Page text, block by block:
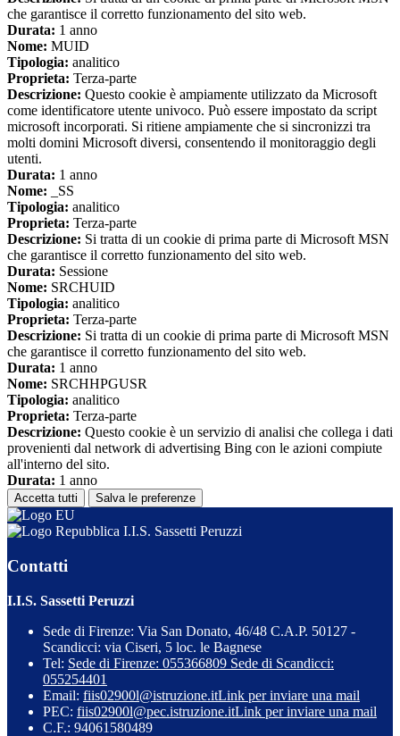
che garantisce il corretto funzionamento del sito web.
Durata: 1 anno
Nome: MUID
Tipologia: analitico
Proprieta: Terza-parte
Descrizione: Questo cookie è ampiamente utilizzato da Microsoft
come identificatore utente univoco. Può essere impostato da script
microsoft incorporati. Si ritiene ampiamente che si sincronizzi tra
molti domini Microsoft diversi, consentendo il monitoraggio degli
utenti.
Durata: 1 anno
Nome: _SS
Tipologia: analitico
Proprieta: Terza-parte
Descrizione: Si tratta di un cookie di prima parte di Microsoft MSN
che garantisce il corretto funzionamento del sito web.
Durata: Sessione
Nome: SRCHUID
Tipologia: analitico
Proprieta: Terza-parte
Descrizione: Si tratta di un cookie di prima parte di Microsoft MSN
che garantisce il corretto funzionamento del sito web.
Durata: 1 anno
Nome: SRCHHPGUSR
Tipologia: analitico
Proprieta: Terza-parte
Descrizione: Questo cookie è un servizio di analisi che collega i dati
provenienti dal network di advertising Bing con le azioni compiute
all'interno del sito.
Durata: 1 anno
Accetta tutti Salva le preferenze
I.I.S. Sassetti Peruzzi
Contatti
I.I.S. Sassetti Peruzzi
Sede di Firenze: Via San Donato, 46/48 C.A.P. 50127 -
Scandicci: via Ciseri, 5 loc. le Bagnese
Tel: Sede di Firenze: 055366809 Sede di Scandicci:
055254401
Email: fiis02900l@istruzione.itLink per inviare una mail
PEC: fiis02900l@pec.istruzione.itLink per inviare una mail
C.F.: 94061580489